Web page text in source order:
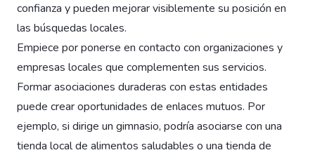
confianza y pueden mejorar visiblemente su posición en
las búsquedas locales.
Empiece por ponerse en contacto con organizaciones y
empresas locales que complementen sus servicios.
Formar asociaciones duraderas con estas entidades
puede crear oportunidades de enlaces mutuos. Por
ejemplo, si dirige un gimnasio, podría asociarse con una
tienda local de alimentos saludables o una tienda de